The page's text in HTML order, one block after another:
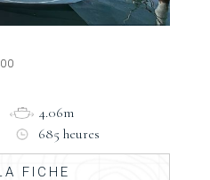
4.06m
685 heures
FICHE